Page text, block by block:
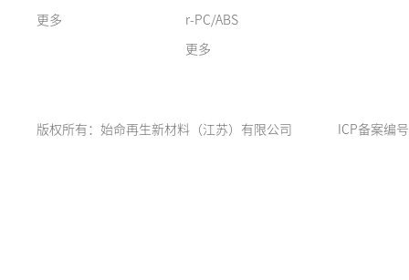
更多
r-PC/ABS
更多
版权所有：始命再生新材料（江苏）有限公司 ICP备案编